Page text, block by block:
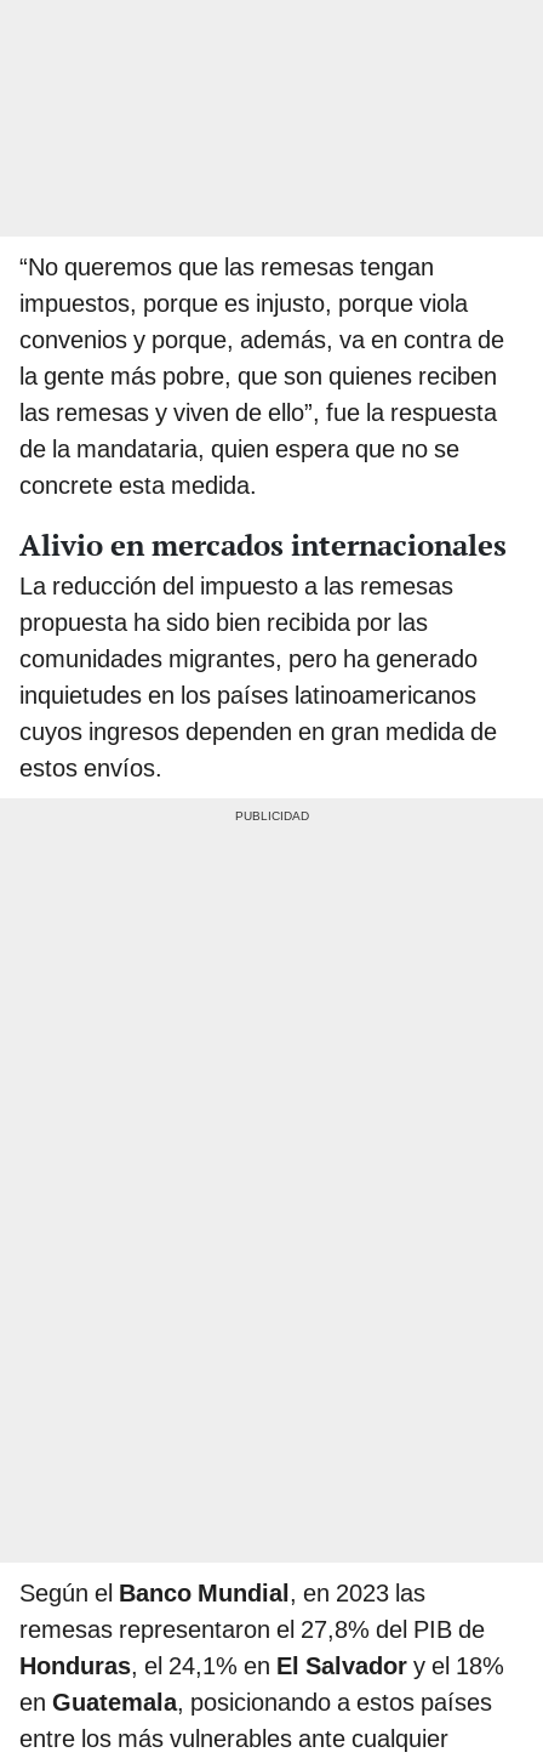
“No queremos que las remesas tengan
impuestos, porque es injusto, porque viola
convenios y porque, además, va en contra de
la gente más pobre, que son quienes reciben
las remesas y viven de ello”, fue la respuesta
de la mandataria, quien espera que no se
concrete esta medida.
Alivio en mercados internacionales
La reducción del impuesto a las remesas
propuesta ha sido bien recibida por las
comunidades migrantes, pero ha generado
inquietudes en los países latinoamericanos
cuyos ingresos dependen en gran medida de
estos envíos.
Según el Banco Mundial, en 2023 las
remesas representaron el 27,8% del PIB de
Honduras, el 24,1% en El Salvador y el 18%
en Guatemala, posicionando a estos países
entre los más vulnerables ante cualquier